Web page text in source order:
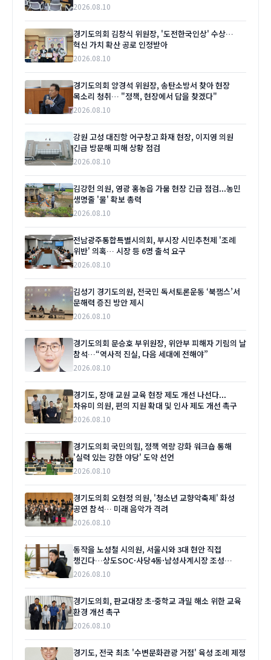
2026.08.10
경기도의회 김창식 위원장, '도전한국인상' 수상…
혁신 가치 확산 공로 인정받아
2026.08.10
경기도의회 양경석 위원장, 송탄소방서 찾아 현장
목소리 청취… "정책, 현장에서 답을 찾겠다"
2026.08.10
강원 고성 대진항 어구창고 화재 현장, 이지영 의원
긴급 방문해 피해 상황 점검
2026.08.10
김강헌 의원, 영광 홍농읍 가뭄 현장 긴급 점검...농민
생명줄 '물' 확보 총력
2026.08.10
전남광주통합특별시의회, 부시장 시민추천제 '조례
위반' 의혹… 시장 등 6명 출석 요구
2026.08.10
김성기 경기도의원, 전국민 독서토론운동 ‘북잼스’서
문해력 증진 방안 제시
2026.08.10
경기도의회 문승호 부위원장, 위안부 피해자 기림의 날
참석…“역사적 진실, 다음 세대에 전해야”
2026.08.10
경기도, 장애 교원 교육 현장 제도 개선 나선다...
차유미 의원, 편의 지원 확대 및 인사 제도 개선 촉구
2026.08.10
경기도의회 국민의힘, 정책 역량 강화 워크숍 통해
'실력 있는 강한 야당' 도약 선언
2026.08.10
경기도의회 오현정 의원, '청소년 교향악축제' 화성
공연 참석… 미래 음악가 격려
2026.08.10
동작을 노성철 시의원, 서울시와 3대 현안 직접
챙긴다…상도SOC·사당4동·남성사계시장 조성
'본격화'
2026.08.10
경기도의회, 판교대장 초·중학교 과밀 해소 위한 교육
환경 개선 촉구
2026.08.10
경기도, 전국 최초 '수변문화관광 거점' 육성 조례 제정